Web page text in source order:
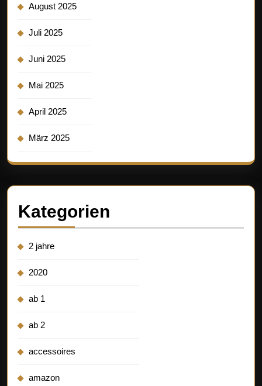
August 2025
Juli 2025
Juni 2025
Mai 2025
April 2025
März 2025
Kategorien
2 jahre
2020
ab 1
ab 2
accessoires
amazon